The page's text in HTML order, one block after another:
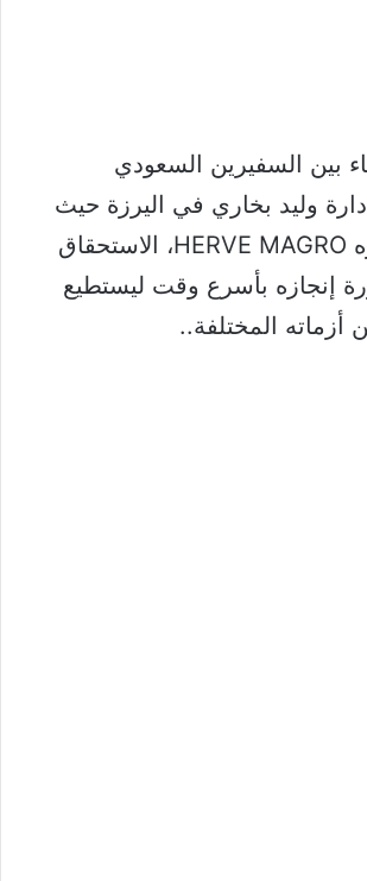
بين السفيرين السعودي
وليد بخاري في اليرزة حيث
عرض من نظيره HERVE MAGRO، الاستحقاق
إنجازه بأسرع وقت ليستطيع
أزماته المختلفة..